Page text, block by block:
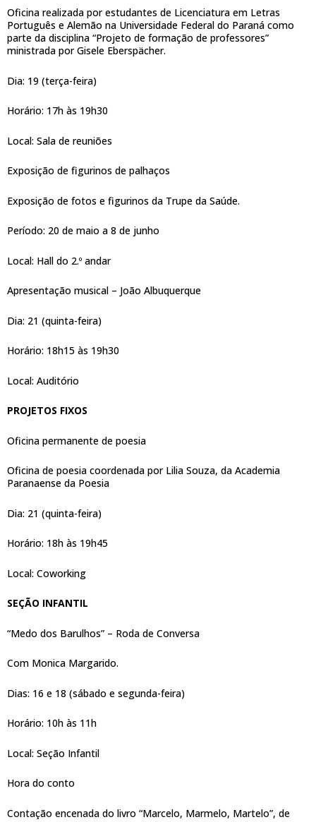
Oficina realizada por estudantes de Licenciatura em Letras
Português e Alemão na Universidade Federal do Paraná como
parte da disciplina “Projeto de formação de professores”
ministrada por Gisele Eberspächer.
Dia: 19 (terça-feira)
Horário: 17h às 19h30
Local: Sala de reuniões
Exposição de figurinos de palhaços
Exposição de fotos e figurinos da Trupe da Saúde.
Período: 20 de maio a 8 de junho
Local: Hall do 2.º andar
Apresentação musical – João Albuquerque
Dia: 21 (quinta-feira)
Horário: 18h15 às 19h30
Local: Auditório
PROJETOS FIXOS
Oficina permanente de poesia
Oficina de poesia coordenada por Lilia Souza, da Academia
Paranaense da Poesia
Dia: 21 (quinta-feira)
Horário: 18h às 19h45
Local: Coworking
SEÇÃO INFANTIL
“Medo dos Barulhos” – Roda de Conversa
Com Monica Margarido.
Dias: 16 e 18 (sábado e segunda-feira)
Horário: 10h às 11h
Local: Seção Infantil
Hora do conto
Contação encenada do livro “Marcelo, Marmelo, Martelo”, de